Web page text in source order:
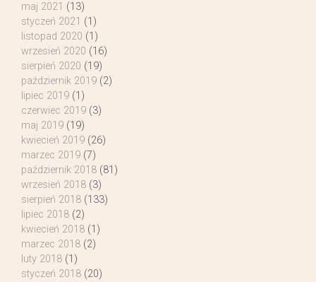
maj 2021 (13)
styczeń 2021 (1)
listopad 2020 (1)
wrzesień 2020 (16)
sierpień 2020 (19)
październik 2019 (2)
lipiec 2019 (1)
czerwiec 2019 (3)
maj 2019 (19)
kwiecień 2019 (26)
marzec 2019 (7)
październik 2018 (81)
wrzesień 2018 (3)
sierpień 2018 (133)
lipiec 2018 (2)
kwiecień 2018 (1)
marzec 2018 (2)
luty 2018 (1)
styczeń 2018 (20)